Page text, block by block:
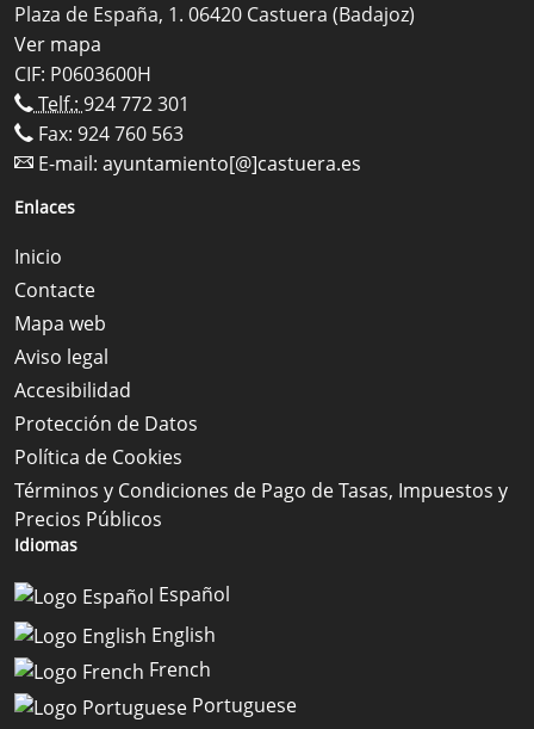
Plaza de España, 1. 06420 Castuera (Badajoz)
Ver mapa
CIF: P0603600H
Telf.: 924 772 301
Fax: 924 760 563
E-mail: ayuntamiento[@]castuera.es
Enlaces
Inicio
Contacte
Mapa web
Aviso legal
Accesibilidad
Protección de Datos
Política de Cookies
Términos y Condiciones de Pago de Tasas, Impuestos y
Precios Públicos
Idiomas
Español
English
French
Portuguese